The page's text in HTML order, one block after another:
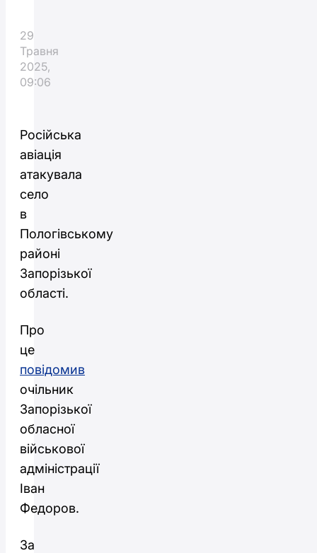
29
Травня
2025,
09:06
Російська
авіація
атакувала
село
в
Пологівському
районі
Запорізької
області.
Про
це
повідомив
очільник
Запорізької
обласної
військової
адміністрації
Іван
Федоров.
За